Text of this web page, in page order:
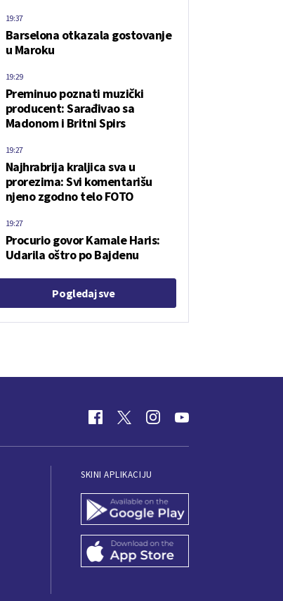
Barselona otkazala gostovanje
u Maroku
19:37
Preminuo poznati muzički
producent: Sarađivao sa
Madonom i Britni Spirs
19:29
Najhrabrija kraljica sva u
prorezima: Svi komentarišu
njeno zgodno telo FOTO
19:27
Procurio govor Kamale Haris:
Udarila oštro po Bajdenu
19:27
Pogledaj sve
SKINI APLIKACIJU